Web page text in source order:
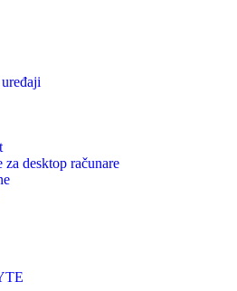
za desktop računare